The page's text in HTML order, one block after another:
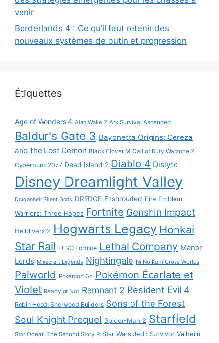
venir
Borderlands 4 : Ce qu’il faut retenir des
nouveaux systèmes de butin et progression
Étiquettes
Age of Wonders 4 Alan Wake 2 Ark Survival Ascended
Baldur's Gate 3 Bayonetta Origins: Cereza
and the Lost Demon Black Clover M Call of Duty Warzone 2
Cyberpunk 2077 Dead Island 2 Diablo 4 Dislyte
Disney Dreamlight Valley
Dragonheir Silent Gods DREDGE Enshrouded Fire Emblem
Warriors: Three Hopes Fortnite Genshin Impact
Helldivers 2 Hogwarts Legacy Honkai
Star Rail LEGO Fortnite Lethal Company Manor
Lords Minecraft Legends Nightingale Ni No Kuni Cross Worlds
Palworld Pokemon Go Pokémon Écarlate et
Violet Ready or Not Remnant 2 Resident Evil 4
Robin Hood: Sherwood Builders Sons of the Forest
Soul Knight Prequel Spider-Man 2 Starfield
Star Ocean The Second Story R Star Wars Jedi: Survivor Valheim